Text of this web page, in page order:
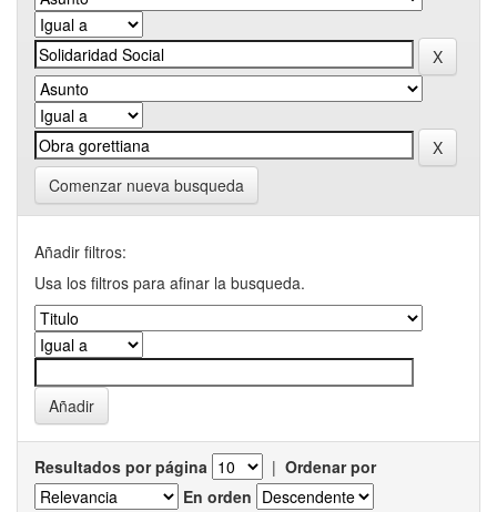
Comenzar nueva busqueda
Añadir filtros:
Usa los filtros para afinar la busqueda.
Resultados por página | Ordenar por
En orden